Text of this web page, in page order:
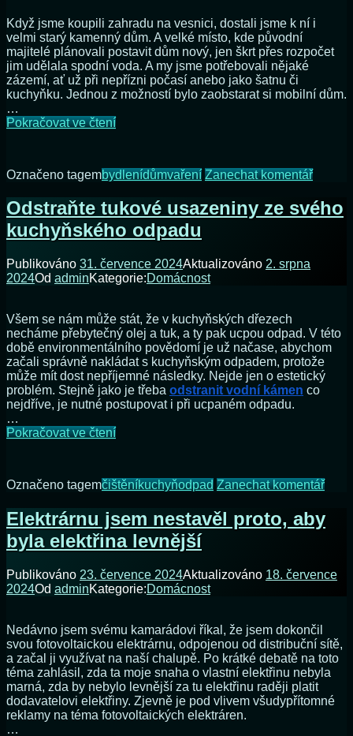
Když jsme koupili zahradu na vesnici, dostali jsme k ní i
velmi starý kamenný dům. A velké místo, kde původní
majitelé plánovali postavit dům nový, jen škrt přes rozpočet
jim udělala spodní voda. A my jsme potřebovali nějaké
zázemí, ať už při nepřízni počasí anebo jako šatnu či
kuchyňku. Jednou z možností bylo zaobstarat si mobilní dům.
…
Pokračovat ve čteníMobilhaus
Označeno tagembydlenídůmvaření Zanechat komentářna
už
Odstraňte tukové usazeniny ze svého
kuchyňského odpadu
Publikováno 31. července 2024Aktualizováno 2. srpna
2024Od adminKategorie:Domácnost
Všem se nám může stát, že v kuchyňských dřezech
necháme přebytečný olej a tuk, a ty pak ucpou odpad. V této
době environmentálního povědomí je už načase, abychom
začali správně nakládat s kuchyňským odpadem, protože
může mít dost nepříjemné následky. Nejde jen o estetický
problém. Stejně jako je třeba odstranit vodní kámen co
nejdříve, je nutné postupovat i při ucpaném odpadu.
…
Pokračovat ve čteníOdstraňte
svého
odpadu
Označeno tagemčištěníkuchyňodpad Zanechat komentářna
Elektrárnu jsem nestavěl proto, aby
byla elektřina levnější
Publikováno 23. července 2024Aktualizováno 18. července
2024Od adminKategorie:Domácnost
Nedávno jsem svému kamarádovi říkal, že jsem dokončil
svou fotovoltaickou elektrárnu, odpojenou od distribuční sítě,
a začal ji využívat na naší chalupě. Po krátké debatě na toto
téma zahlásil, zda ta moje snaha o vlastní elektřinu nebyla
marná, zda by nebylo levnější za tu elektřinu raději platit
dodavatelovi elektřiny. Zjevně je pod vlivem všudypřítomné
reklamy na téma fotovoltaických elektráren.
…